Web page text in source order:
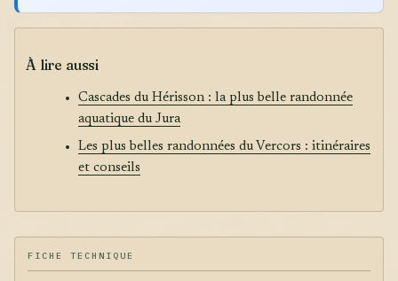
À lire aussi
Cascades du Hérisson : la plus belle randonnée
aquatique du Jura
Les plus belles randonnées du Vercors : itinéraires
et conseils
FICHE TECHNIQUE